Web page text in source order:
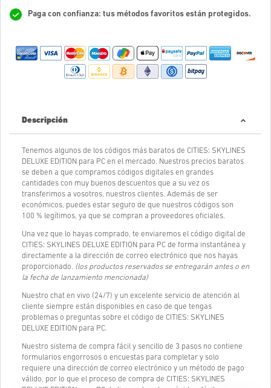
Paga con confianza: tus métodos favoritos están protegidos.
Descripción
Tenemos algunos de los códigos más baratos de CITIES: SKYLINES
DELUXE EDITION para PC en el mercado. Nuestros precios baratos
se deben a que compramos códigos digitales en grandes
cantidades con muy buenos descuentos que a su vez os
transferimos a vosotros, nuestros clientes. Además de ser
económicos, puedes estar seguro de que nuestros códigos son
100 % legítimos, ya que se compran a proveedores oficiales.
Una vez que lo hayas comprado, te enviaremos el código digital de
CITIES: SKYLINES DELUXE EDITION para PC de forma instantánea y
directamente a la dirección de correo electrónico que nos hayas
proporcionado. (los productos reservados se entregarán antes o en
la fecha de lanzamiento mencionada)
Nuestro chat en vivo (24/7) y un excelente servicio de atención al
cliente siempre están disponibles en caso de que tengas
problemas o preguntas sobre el código de CITIES: SKYLINES
DELUXE EDITION para PC.
Nuestro sistema de compra fácil y sencillo de 3 pasos no contiene
formularios engorrosos o encuestas para completar y solo
requiere una dirección de correo electrónico y un método de pago
válido, por lo que el proceso de compra de CITIES: SKYLINES